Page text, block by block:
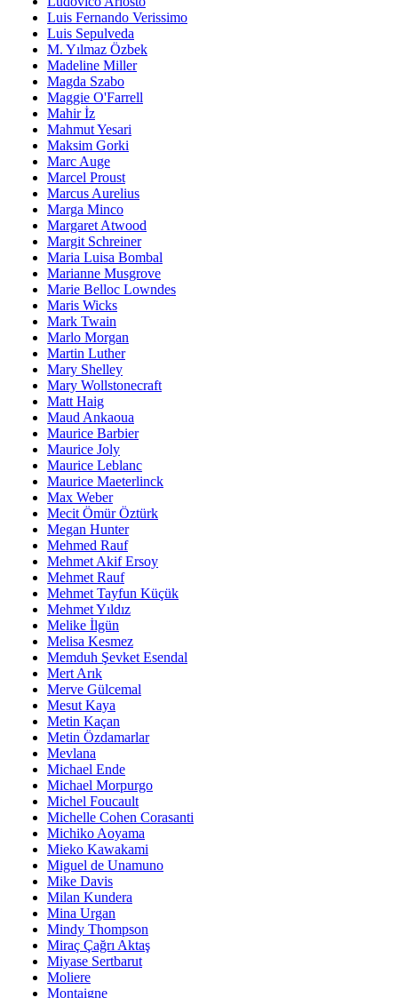
Luis Fernando Verissimo
Luis Sepulveda
M. Yılmaz Özbek
Madeline Miller
Magda Szabo
Maggie O'Farrell
Mahir İz
Mahmut Yesari
Maksim Gorki
Marc Auge
Marcel Proust
Marcus Aurelius
Marga Minco
Margaret Atwood
Margit Schreiner
Maria Luisa Bombal
Marianne Musgrove
Marie Belloc Lowndes
Maris Wicks
Mark Twain
Marlo Morgan
Martin Luther
Mary Shelley
Mary Wollstonecraft
Matt Haig
Maud Ankaoua
Maurice Barbier
Maurice Joly
Maurice Leblanc
Maurice Maeterlinck
Max Weber
Mecit Ömür Öztürk
Megan Hunter
Mehmed Rauf
Mehmet Akif Ersoy
Mehmet Rauf
Mehmet Tayfun Küçük
Mehmet Yıldız
Melike İlgün
Melisa Kesmez
Memduh Şevket Esendal
Mert Arık
Merve Gülcemal
Mesut Kaya
Metin Kaçan
Metin Özdamarlar
Mevlana
Michael Ende
Michael Morpurgo
Michel Foucault
Michelle Cohen Corasanti
Michiko Aoyama
Mieko Kawakami
Miguel de Unamuno
Mike Davis
Milan Kundera
Mina Urgan
Mindy Thompson
Miraç Çağrı Aktaş
Miyase Sertbarut
Moliere
Montaigne